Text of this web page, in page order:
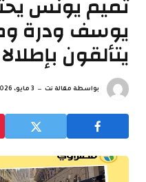
يوسف ودرة
يتألقون
بواسطة مقالة نت 3 مايو، 2026